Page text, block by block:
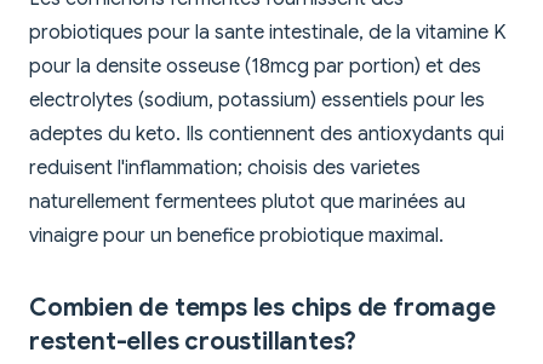
probiotiques pour la sante intestinale, de la vitamine K
pour la densite osseuse (18mcg par portion) et des
electrolytes (sodium, potassium) essentiels pour les
adeptes du keto. Ils contiennent des antioxydants qui
reduisent l'inflammation; choisis des varietes
naturellement fermentees plutot que marinées au
vinaigre pour un benefice probiotique maximal.
Combien de temps les chips de fromage
restent-elles croustillantes?